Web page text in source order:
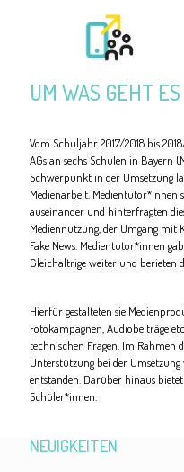
UM WAS GEHT
Vom Schuljahr 2017/2018 bis
AGs an sechs Schulen in Bayern
Schwerpunkt in der Umsetzung
Medienarbeit. Medientutor*innen
auseinander und hinterfragten
Mediennutzung, der Umgang mit
Fake News. Medientutor*innen
Gleichaltrige weiter und berieten
Hierfür gestalteten sie
Fotokampagnen, Audiobeiträge
technischen Fragen. Im Rahmen
Unterstützung bei der
entstanden. Darüber hinaus
Schüler*innen.
NEUIGKEITEN